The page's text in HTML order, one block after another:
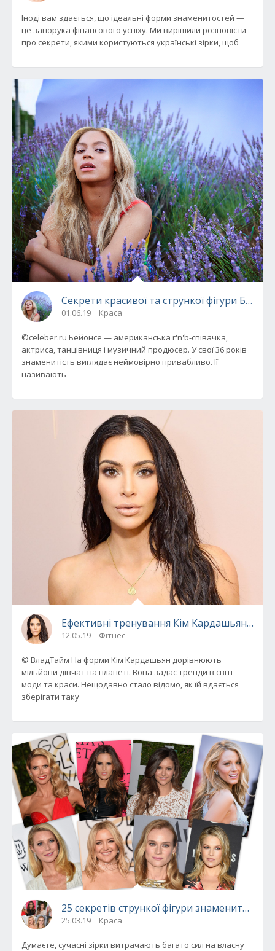
Іноді вам здається, що ідеальні форми знаменитостей —
це запорука фінансового успіху. Ми вирішили розповісти
про секрети, якими користуються українські зірки, щоб
Секрети красивої та стрункої фігури
01.06.19 Краса
©celeber.ru Бейонсе — американська r'n'b-співачка,
актриса, танцівниця і музичний продюсер. У свої 36 років
знаменитість виглядає неймовірно привабливо. Її
називають
Ефективні тренування Кім Кардашьян для
12.05.19 Фітнес
© ВладТайм На форми Кім Кардашьян дорівнюють
мільйони дівчат на планеті. Вона задає тренди в світі
моди та краси. Нещодавно стало відомо, як їй вдається
зберігати таку
25 секретів стрункої фігури знаменитих
25.03.19 Краса
Думаєте, сучасні зірки витрачають багато сил на власну